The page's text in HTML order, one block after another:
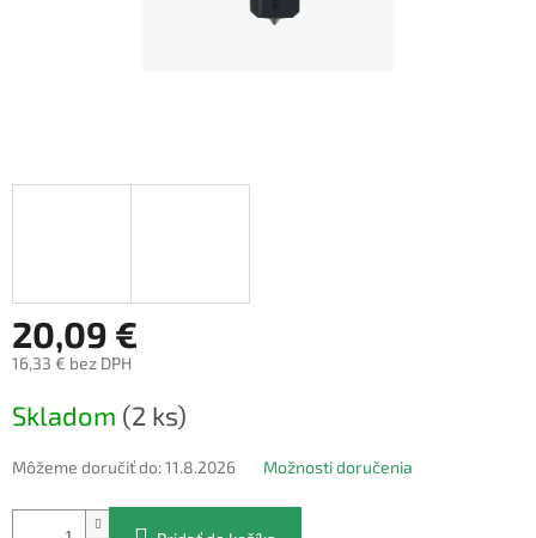
20,09 €
16,33 € bez DPH
cena:
Skladom (2 ks)
Môžeme doručiť do:11.8.2026 Možnosti doručenia